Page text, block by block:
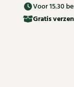
Voor 15.30
Gratis